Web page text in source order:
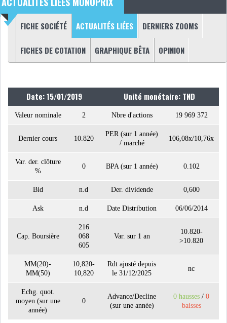
NOMINATIONS NOTATION
PRIVATISATION & OPV RAPPORTS DE GESTION
INTERMÉDIAIRES
OPINION ANALYSE MARCHÉ
SONDAGES
COMMUNIQUÉS DE
BOURSE DE TUNIS : LE REVENU
GLOBAL DES S...
BOURSE DE TUNIS : LE
Onglets principaux
FICHE SOCIÉTÉ ACTUALITÉS LIÉES
(ONGLET ACTIF) DERNIERS ZOOMS
FICHES DE COTATION GRAPHIQUE BÊTA OPINION
Date: 15/01/2019 Unité monétaire: TND
Valeur nominale 2 Nbre d'actions 19 969 372
Dernier cours 10.820
PER (sur 1 année)
/ marché
106,08x/10,76x
Var. der. clôture
%
0 BPA (sur 1 année) 0.102
Bid n.d Der. dividende 0,600
Ask n.d Date Distribution 06/06/2014
Cap. Boursière
216
068
605
Var. sur 1 an
10.820-
>10.820
MM(20)-
MM(50)
10,820-
10,820
Rdt ajusté depuis
le 31/12/2025
nc
Echg. quot.
moyen (sur une
année)
0
Advance/Decline
(sur une année)
0 hausses / 0
baisses